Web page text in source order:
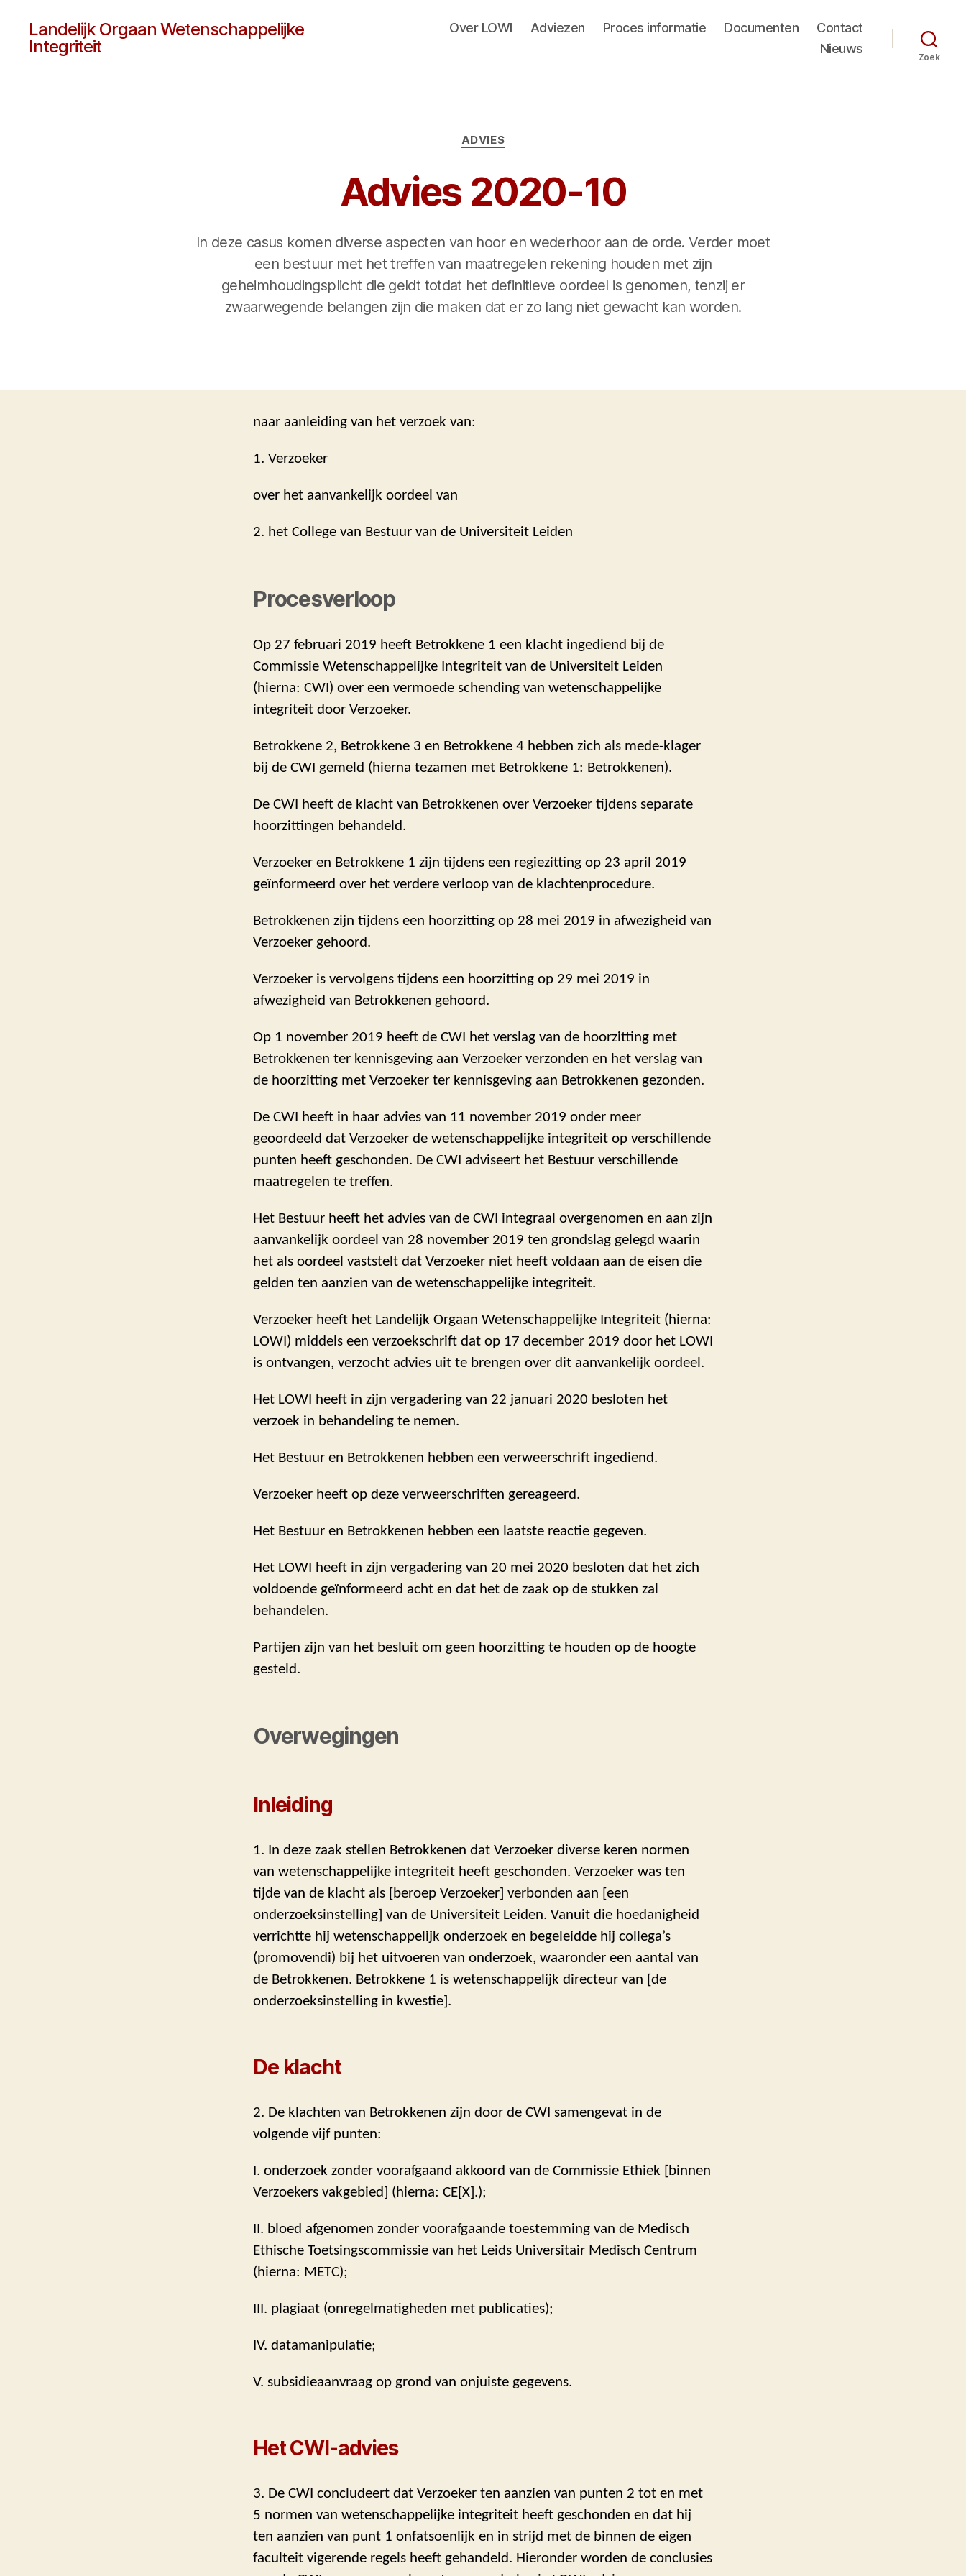
Landelijk Orgaan Wetenschappelijke
Integriteit
Over LOWI Adviezen Proces informatie Documenten
Contact
Nieuws
Zoek
Categorieën
ADVIES
Advies 2020-10
In deze casus komen diverse aspecten van hoor en wederhoor aan de orde. Verder moet
een bestuur met het treffen van maatregelen rekening houden met zijn
geheimhoudingsplicht die geldt totdat het definitieve oordeel is genomen, tenzij er
zwaarwegende belangen zijn die maken dat er zo lang niet gewacht kan worden.
naar aanleiding van het verzoek van:
1. Verzoeker
over het aanvankelijk oordeel van
2. het College van Bestuur van de Universiteit Leiden
Procesverloop
Op 27 februari 2019 heeft Betrokkene 1 een klacht ingediend bij de
Commissie Wetenschappelijke Integriteit van de Universiteit Leiden
(hierna: CWI) over een vermoede schending van wetenschappelijke
integriteit door Verzoeker.
Betrokkene 2, Betrokkene 3 en Betrokkene 4 hebben zich als mede-klager
bij de CWI gemeld (hierna tezamen met Betrokkene 1: Betrokkenen).
De CWI heeft de klacht van Betrokkenen over Verzoeker tijdens separate
hoorzittingen behandeld.
Verzoeker en Betrokkene 1 zijn tijdens een regiezitting op 23 april 2019
geïnformeerd over het verdere verloop van de klachtenprocedure.
Betrokkenen zijn tijdens een hoorzitting op 28 mei 2019 in afwezigheid van
Verzoeker gehoord.
Verzoeker is vervolgens tijdens een hoorzitting op 29 mei 2019 in
afwezigheid van Betrokkenen gehoord.
Op 1 november 2019 heeft de CWI het verslag van de hoorzitting met
Betrokkenen ter kennisgeving aan Verzoeker verzonden en het verslag van
de hoorzitting met Verzoeker ter kennisgeving aan Betrokkenen gezonden.
De CWI heeft in haar advies van 11 november 2019 onder meer
geoordeeld dat Verzoeker de wetenschappelijke integriteit op verschillende
punten heeft geschonden. De CWI adviseert het Bestuur verschillende
maatregelen te treffen.
Het Bestuur heeft het advies van de CWI integraal overgenomen en aan zijn
aanvankelijk oordeel van 28 november 2019 ten grondslag gelegd waarin
het als oordeel vaststelt dat Verzoeker niet heeft voldaan aan de eisen die
gelden ten aanzien van de wetenschappelijke integriteit.
Verzoeker heeft het Landelijk Orgaan Wetenschappelijke Integriteit (hierna:
LOWI) middels een verzoekschrift dat op 17 december 2019 door het LOWI
is ontvangen, verzocht advies uit te brengen over dit aanvankelijk oordeel.
Het LOWI heeft in zijn vergadering van 22 januari 2020 besloten het
verzoek in behandeling te nemen.
Het Bestuur en Betrokkenen hebben een verweerschrift ingediend.
Verzoeker heeft op deze verweerschriften gereageerd.
Het Bestuur en Betrokkenen hebben een laatste reactie gegeven.
Het LOWI heeft in zijn vergadering van 20 mei 2020 besloten dat het zich
voldoende geïnformeerd acht en dat het de zaak op de stukken zal
behandelen.
Partijen zijn van het besluit om geen hoorzitting te houden op de hoogte
gesteld.
Overwegingen
Inleiding
1. In deze zaak stellen Betrokkenen dat Verzoeker diverse keren normen
van wetenschappelijke integriteit heeft geschonden. Verzoeker was ten
tijde van de klacht als [beroep Verzoeker] verbonden aan [een
onderzoeksinstelling] van de Universiteit Leiden. Vanuit die hoedanigheid
verrichtte hij wetenschappelijk onderzoek en begeleidde hij collega’s
(promovendi) bij het uitvoeren van onderzoek, waaronder een aantal van
de Betrokkenen. Betrokkene 1 is wetenschappelijk directeur van [de
onderzoeksinstelling in kwestie].
De klacht
2. De klachten van Betrokkenen zijn door de CWI samengevat in de
volgende vijf punten:
I. onderzoek zonder voorafgaand akkoord van de Commissie Ethiek [binnen
Verzoekers vakgebied] (hierna: CE[X].);
II. bloed afgenomen zonder voorafgaande toestemming van de Medisch
Ethische Toetsingscommissie van het Leids Universitair Medisch Centrum
(hierna: METC);
III. plagiaat (onregelmatigheden met publicaties);
IV. datamanipulatie;
V. subsidieaanvraag op grond van onjuiste gegevens.
Het CWI-advies
3. De CWI concludeert dat Verzoeker ten aanzien van punten 2 tot en met
5 normen van wetenschappelijke integriteit heeft geschonden en dat hij
ten aanzien van punt 1 onfatsoenlijk en in strijd met de binnen de eigen
faculteit vigerende regels heeft gehandeld. Hieronder worden de conclusies